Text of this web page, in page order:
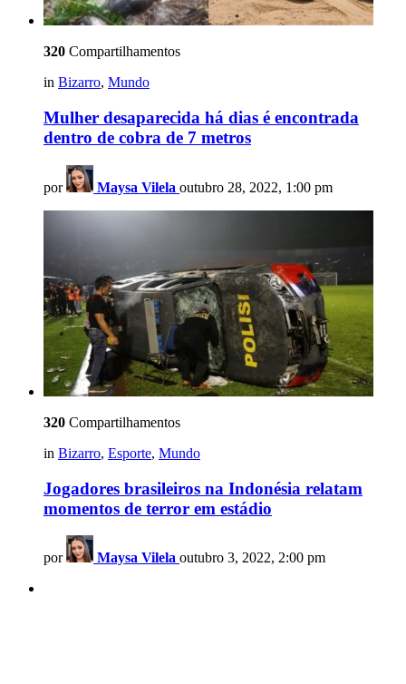
320 Compartilhamentos
in Bizarro, Mundo
Mulher desaparecida há dias é encontrada
dentro de cobra de 7 metros
por Maysa Vilela outubro 28, 2022, 1:00 pm
320 Compartilhamentos
in Bizarro, Esporte, Mundo
Jogadores brasileiros na Indonésia relatam
momentos de terror em estádio
por Maysa Vilela outubro 3, 2022, 2:00 pm